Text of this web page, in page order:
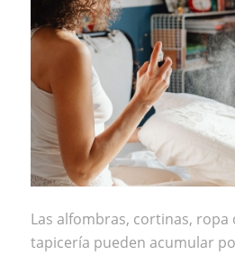
Las alfombras, cortinas, ropa
tapicería pueden acumular